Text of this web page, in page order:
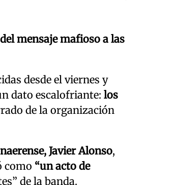
mensaje mafioso a las
desde el viernes y
dato escalofriante: los
de la organización
Javier Alonso,
como “un acto de
de la banda.